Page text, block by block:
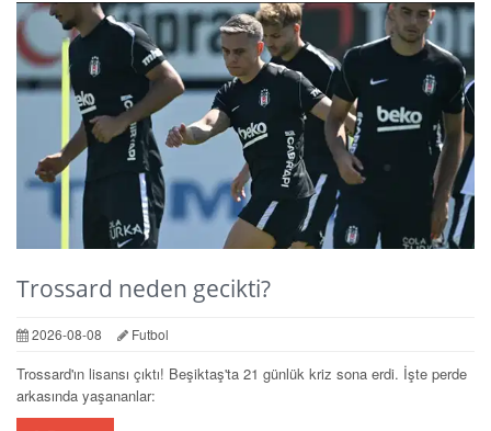
Trossard neden gecikti?
2026-08-08 Futbol
Trossard'ın lisansı çıktı! Beşiktaş'ta 21 günlük kriz sona erdi. İşte perde
arkasında yaşananlar: